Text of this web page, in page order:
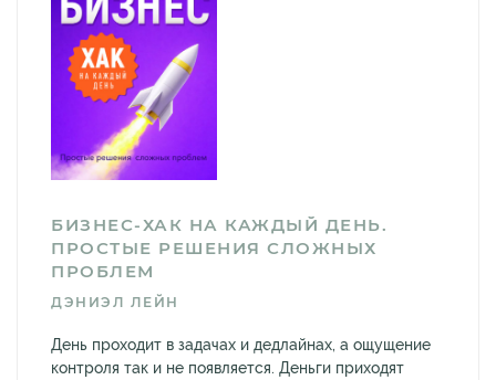
БИЗНЕС-ХАК НА КАЖДЫЙ ДЕНЬ.
ПРОСТЫЕ РЕШЕНИЯ СЛОЖНЫХ
ПРОБЛЕМ
ДЭНИЭЛ ЛЕЙН
День проходит в задачах и дедлайнах, а ощущение
контроля так и не появляется. Деньги приходят